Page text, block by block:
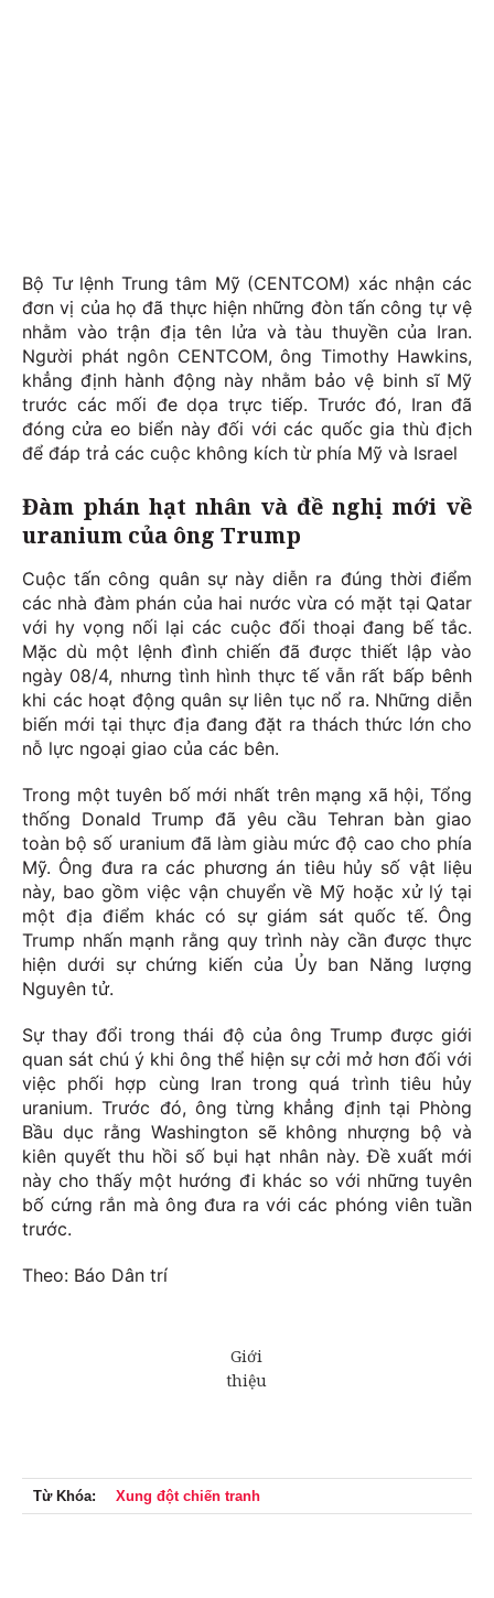
Bộ Tư lệnh Trung tâm Mỹ (CENTCOM) xác nhận các
đơn vị của họ đã thực hiện những đòn tấn công tự vệ
nhằm vào trận địa tên lửa và tàu thuyền của Iran.
Người phát ngôn CENTCOM, ông Timothy Hawkins,
khẳng định hành động này nhằm bảo vệ binh sĩ Mỹ
trước các mối đe dọa trực tiếp. Trước đó, Iran đã
đóng cửa eo biển này đối với các quốc gia thù địch
để đáp trả các cuộc không kích từ phía Mỹ và Israel
Đàm phán hạt nhân và đề nghị mới về
uranium của ông Trump
Cuộc tấn công quân sự này diễn ra đúng thời điểm
các nhà đàm phán của hai nước vừa có mặt tại Qatar
với hy vọng nối lại các cuộc đối thoại đang bế tắc.
Mặc dù một lệnh đình chiến đã được thiết lập vào
ngày 08/4, nhưng tình hình thực tế vẫn rất bấp bênh
khi các hoạt động quân sự liên tục nổ ra. Những diễn
biến mới tại thực địa đang đặt ra thách thức lớn cho
nỗ lực ngoại giao của các bên.
Trong một tuyên bố mới nhất trên mạng xã hội, Tổng
thống Donald Trump đã yêu cầu Tehran bàn giao
toàn bộ số uranium đã làm giàu mức độ cao cho phía
Mỹ. Ông đưa ra các phương án tiêu hủy số vật liệu
này, bao gồm việc vận chuyển về Mỹ hoặc xử lý tại
một địa điểm khác có sự giám sát quốc tế. Ông
Trump nhấn mạnh rằng quy trình này cần được thực
hiện dưới sự chứng kiến của Ủy ban Năng lượng
Nguyên tử.
Sự thay đổi trong thái độ của ông Trump được giới
quan sát chú ý khi ông thể hiện sự cởi mở hơn đối với
việc phối hợp cùng Iran trong quá trình tiêu hủy
uranium. Trước đó, ông từng khẳng định tại Phòng
Bầu dục rằng Washington sẽ không nhượng bộ và
kiên quyết thu hồi số bụi hạt nhân này. Đề xuất mới
này cho thấy một hướng đi khác so với những tuyên
bố cứng rắn mà ông đưa ra với các phóng viên tuần
trước.
Theo: Báo Dân trí
Từ Khóa: Xung đột chiến tranh